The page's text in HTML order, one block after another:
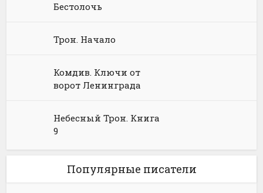
Бестолочь
Трон. Начало
Комдив. Ключи от
ворот Ленинграда
Небесный Трон. Книга
9
Популярные писатели